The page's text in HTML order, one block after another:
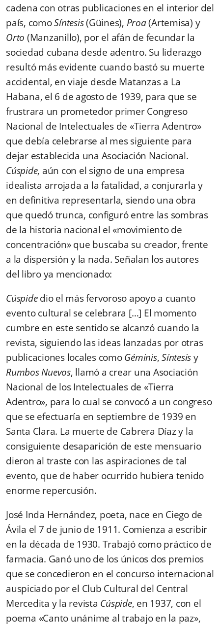
cadena con otras publicaciones en el interior del
país, comoSíntesis(Güines), Proa(Artemisa) y
Orto (Manzanillo), por el afán de fecundar la
sociedad cubana desde adentro. Su liderazgo
resultó más evidente cuando bastó su muerte
accidental, en viaje desde Matanzas a La
Habana, el 6 de agosto de 1939, para que se
frustrara un prometedor primer Congreso
Nacional de Intelectuales de «Tierra Adentro»
que debía celebrarse al mes siguiente para
dejar establecida una Asociación Nacional.
Cúspide, aún con el signo de una empresa
idealista arrojada a la fatalidad, a conjurarla y
en definitiva representarla, siendo una obra
que quedó trunca, configuró entre las sombras
de la historia nacional el «movimiento de
concentración» que buscaba su creador, frente
a la dispersión y la nada. Señalan los autores
del libro ya mencionado:
Cúspidedio el más fervoroso apoyo a cuanto
evento cultural se celebrara […] El momento
cumbre en este sentido se alcanzó cuando la
revista, siguiendo las ideas lanzadas por otras
publicaciones locales comoGéminis,Síntesisy
Rumbos Nuevos, llamó a crear una Asociación
Nacional de los Intelectuales de «Tierra
Adentro», para lo cual se convocó a un congreso
que se efectuaría en septiembre de 1939 en
Santa Clara. La muerte de Cabrera Díaz y la
consiguiente desaparición de este mensuario
dieron al traste con las aspiraciones de tal
evento, que de haber ocurrido hubiera tenido
enorme repercusión.
José Inda Hernández, poeta, nace en Ciego de
Ávila el 7 de junio de 1911. Comienza a escribir
en la década de 1930. Trabajó como práctico de
farmacia. Ganó uno de los únicos dos premios
que se concedieron en el concurso internacional
auspiciado por el Club Cultural del Central
Mercedita y la revista Cúspide, en 1937, con el
poema «Canto unánime al trabajo en la paz»,